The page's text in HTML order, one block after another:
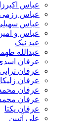
عباس اکبرزاده
عباس رزمی
عباس سهیلی
عباس و امین
عبد نیک
عبدالله طهماسبی‎
عرفان اسدی
عرفان ترابی
عرفان زلیکانی
عرفان محمدزاده و
عرفان محمدی زاده
عرفان یکتا
علی آتبین